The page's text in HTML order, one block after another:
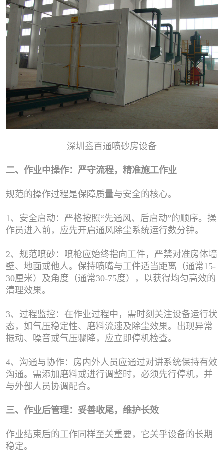
深圳鑫百通喷砂房设备
二、作业中操作：严守流程，精准施工作业
规范的操作过程是保障质量与安全的核心。
1、安全启动：严格按照“先通风、后启动”的顺序。操
作员进入前，应先开启通风除尘系统运行数分钟。
2、规范喷砂：喷枪应始终指向工件，严禁对准房体墙
壁、地面或他人。保持喷嘴与工件适当距离（通常15-
30厘米）及角度（通常30-75度），以获得均匀高效的
清理效果。
3、过程监控：在作业过程中，需时刻关注设备运行状
态，如气压稳定性、磨料流速及除尘效果。出现异常
振动、噪音或气压骤降，应立即停机检查。
4、沟通与协作：房内外人员应通过对讲系统保持有效
沟通。需添加磨料或进行调整时，必须先行停机，并
与外部人员协调配合。
三、作业后管理：妥善收尾，维护长效
作业结束后的工作同样至关重要，它关乎设备的长期
稳定。